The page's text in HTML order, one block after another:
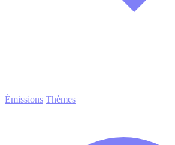
Émissions Thèmes